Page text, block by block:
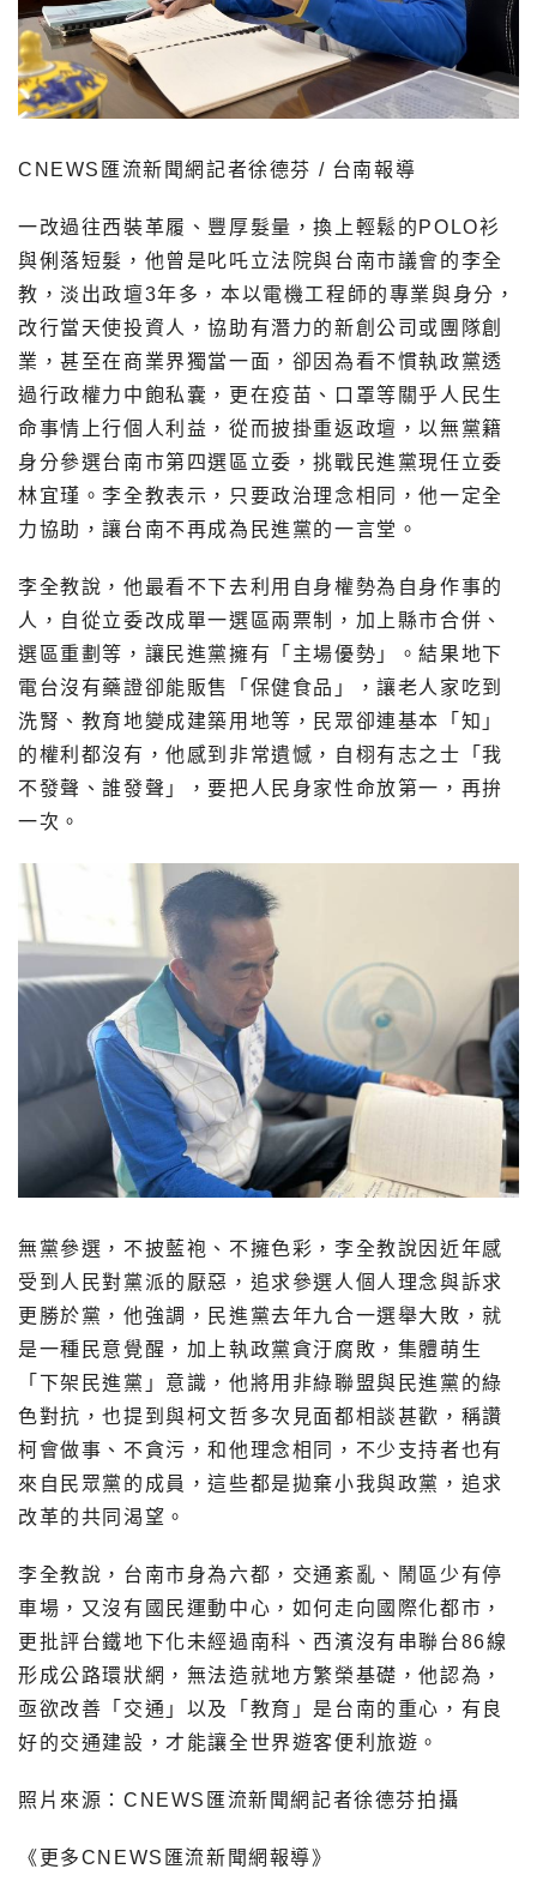
CNEWS匯流新聞網記者徐德芬 / 台南報導
一改過往西裝革履、豐厚髮量，換上輕鬆的POLO衫
與俐落短髮，他曾是叱吒立法院與台南市議會的李全
教，淡出政壇3年多，本以電機工程師的專業與身分，
改行當天使投資人，協助有潛力的新創公司或團隊創
業，甚至在商業界獨當一面，卻因為看不慣執政黨透
過行政權力中飽私囊，更在疫苗、口罩等關乎人民生
命事情上行個人利益，從而披掛重返政壇，以無黨籍
身分參選台南市第四選區立委，挑戰民進黨現任立委
林宜瑾。李全教表示，只要政治理念相同，他一定全
力協助，讓台南不再成為民進黨的一言堂。
李全教說，他最看不下去利用自身權勢為自身作事的
人，自從立委改成單一選區兩票制，加上縣市合併、
選區重劃等，讓民進黨擁有「主場優勢」。結果地下
電台沒有藥證卻能販售「保健食品」，讓老人家吃到
洗腎、教育地變成建築用地等，民眾卻連基本「知」
的權利都沒有，他感到非常遺憾，自栩有志之士「我
不發聲、誰發聲」，要把人民身家性命放第一，再拚
一次。
無黨參選，不披藍袍、不擁色彩，李全教說因近年感
受到人民對黨派的厭惡，追求參選人個人理念與訴求
更勝於黨，他強調，民進黨去年九合一選舉大敗，就
是一種民意覺醒，加上執政黨貪汙腐敗，集體萌生
「下架民進黨」意識，他將用非綠聯盟與民進黨的綠
色對抗，也提到與柯文哲多次見面都相談甚歡，稱讚
柯會做事、不貪污，和他理念相同，不少支持者也有
來自民眾黨的成員，這些都是拋棄小我與政黨，追求
改革的共同渴望。
李全教說，台南市身為六都，交通紊亂、鬧區少有停
車場，又沒有國民運動中心，如何走向國際化都市，
更批評台鐵地下化未經過南科、西濱沒有串聯台86線
形成公路環狀網，無法造就地方繁榮基礎，他認為，
亟欲改善「交通」以及「教育」是台南的重心，有良
好的交通建設，才能讓全世界遊客便利旅遊。
照片來源：CNEWS匯流新聞網記者徐德芬拍攝
《更多CNEWS匯流新聞網報導》